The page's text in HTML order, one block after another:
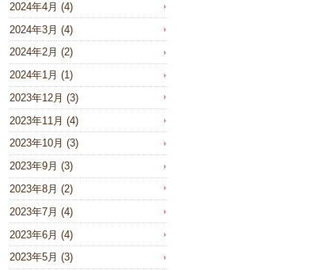
2024年4月 (4)
2024年3月 (4)
2024年2月 (2)
2024年1月 (1)
2023年12月 (3)
2023年11月 (4)
2023年10月 (3)
2023年9月 (3)
2023年8月 (2)
2023年7月 (4)
2023年6月 (4)
2023年5月 (3)